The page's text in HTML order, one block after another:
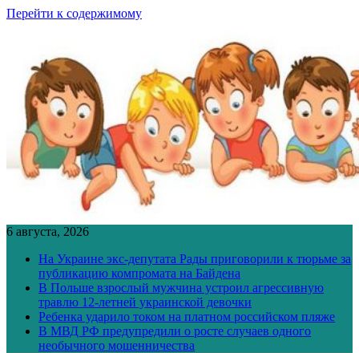
Перейти к содержимому
6 августа, 2026
На Украине экс-депутата Рады приговорили к тюрьме за
публикацию компромата на Байдена
В Польше взрослый мужчина устроил агрессивную
травлю 12-летней украинской девочки
Ребенка ударило током на платном российском пляже
В МВД РФ предупредили о росте случаев одного
необычного мошенничества